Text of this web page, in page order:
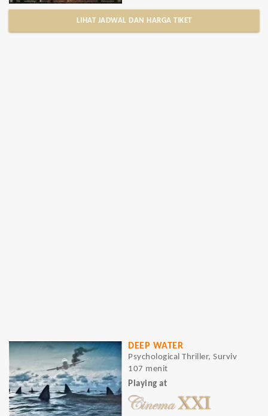
LIHAT JADWAL DAN HARGA TIKET
DEEP WATER
Psychological Thriller, Surviv
107 menit
Playing at